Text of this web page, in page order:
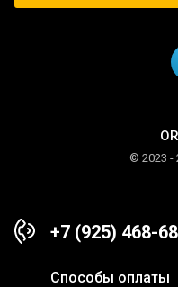
© 2023 -
+7 (925) 468-
Способы оплаты